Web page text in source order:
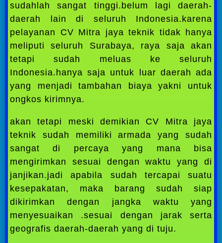
sudahlah sangat tinggi.belum lagi daerah-
daerah lain di seluruh Indonesia.karena
pelayanan CV Mitra jaya teknik tidak hanya
meliputi seluruh Surabaya, raya saja akan
tetapi sudah meluas ke seluruh
Indonesia.hanya saja untuk luar daerah ada
yang menjadi tambahan biaya yakni untuk
ongkos kirimnya.
akan tetapi meski demikian CV Mitra jaya
teknik sudah memiliki armada yang sudah
sangat di percaya yang mana bisa
mengirimkan sesuai dengan waktu yang di
janjikan.jadi apabila sudah tercapai suatu
kesepakatan, maka barang sudah siap
dikirimkan dengan jangka waktu yang
menyesuaikan .sesuai dengan jarak serta
geografis daerah-daerah yang di tuju.